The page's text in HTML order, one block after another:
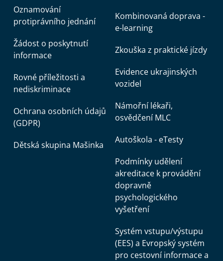
Oznamování
protiprávního jednání
Žádost o poskytnutí
informace
Rovné příležitosti a
nediskriminace
Ochrana osobních údajů
(GDPR)
Dětská skupina Mašinka
Kombinovaná doprava -
e-learning
Zkouška z praktické jízdy
Evidence ukrajinských
vozidel
Námořní lékaři,
osvědčení MLC
Autoškola - eTesty
Podmínky udělení
akreditace k provádění
dopravně
psychologického
vyšetření
Systém vstupu/výstupu
(EES) a Evropský systém
pro cestovní informace a